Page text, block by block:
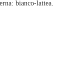
bianco-lattea.